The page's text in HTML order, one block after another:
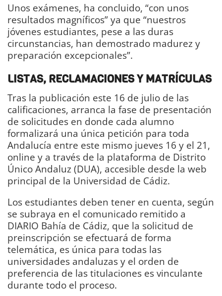
Unos exámenes, ha concluido, “con unos
resultados magníficos” ya que “nuestros
jóvenes estudiantes, pese a las duras
circunstancias, han demostrado madurez y
preparación excepcionales”.
LISTAS, RECLAMACIONES Y MATRÍCULAS
Tras la publicación este 16 de julio de las
calificaciones, arranca la fase de presentación
de solicitudes en donde cada alumno
formalizará una única petición para toda
Andalucía entre este mismo jueves 16 y el 21,
online y a través de la plataforma de Distrito
Único Andaluz (DUA), accesible desde la web
principal de la Universidad de Cádiz.
Los estudiantes deben tener en cuenta, según
se subraya en el comunicado remitido a
DIARIO Bahía de Cádiz, que la solicitud de
preinscripción se efectuará de forma
telemática, es única para todas las
universidades andaluzas y el orden de
preferencia de las titulaciones es vinculante
durante todo el proceso.